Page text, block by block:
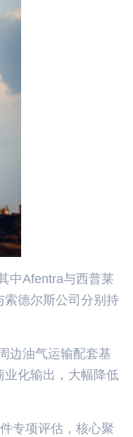
中Afentra与西普莱
德尔斯公司分别持
边油气运输配套基
化输出，大幅降低
专项评估，核心聚